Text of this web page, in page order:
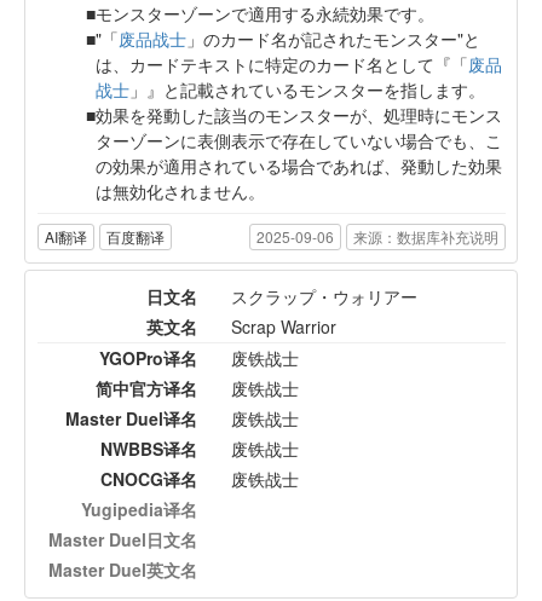
モンスターゾーンで適用する永続効果です。
"「废品战士 」のカード名が記されたモンスター"と
は、カードテキストに特定のカード名として『「废品
战士 」』と記載されているモンスターを指します。
効果を発動した該当のモンスターが、処理時にモンス
ターゾーンに表側表示で存在していない場合でも、こ
の効果が適用されている場合であれば、発動した効果
は無効化されません。
AI翻译 百度翻译 2025-09-06 来源：数据库补充说明
日文名
スクラップ・ウォリアー
英文名
Scrap Warrior
YGOPro译名
废铁战士
简中官方译名
废铁战士
Master Duel译名
废铁战士
NWBBS译名
废铁战士
CNOCG译名
废铁战士
Yugipedia译名
Master Duel日文名
Master Duel英文名